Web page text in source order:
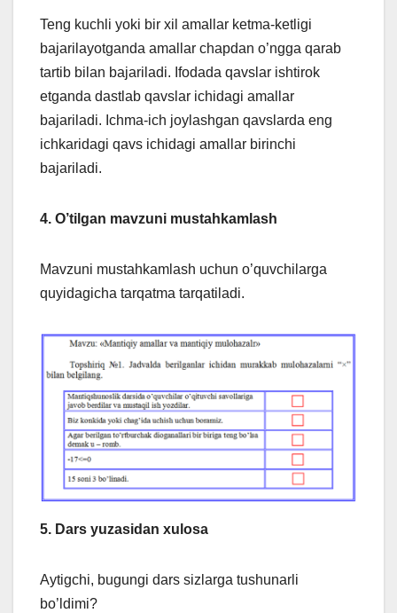
Teng kuchli yoki bir xil amallar ketma-ketligi
bajarilayotganda amallar chapdan o’ngga qarab
tartib bilan bajariladi. Ifodada qavslar ishtirok
etganda dastlab qavslar ichidagi amallar
bajariladi. Ichma-ich joylashgan qavslarda eng
ichkaridagi qavs ichidagi amallar birinchi
bajariladi.
4. O’tilgan mavzuni mustahkamlash
Mavzuni mustahkamlash uchun o’quvchilarga
quyidagicha tarqatma tarqatiladi.
5. Dars yuzasidan xulosa
Aytigchi, bugungi dars sizlarga tushunarli
bo’ldimi?